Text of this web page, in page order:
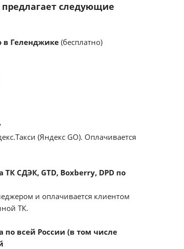
следующие
в Геленджике(бесплатно)
(Яндекс GO). Оплачивается
СДЭК, GTD, Boxberry, DPD по
и оплачивается клиентом
ТК.
по всей России (в том числе